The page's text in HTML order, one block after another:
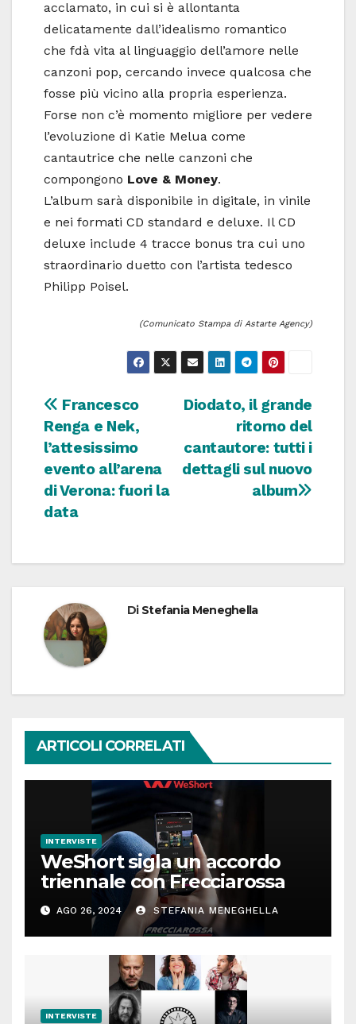
acclamato, in cui si è allontanta
delicatamente dall’idealismo romantico
che fdà vita al linguaggio dell’amore nelle
canzoni pop, cercando invece qualcosa che
fosse più vicino alla propria esperienza.
Forse non c’è momento migliore per vedere
l’evoluzione di Katie Melua come
cantautrice che nelle canzoni che
compongono Love & Money.
L’album sarà disponibile in digitale, in vinile
e nei formati CD standard e deluxe. Il CD
deluxe include 4 tracce bonus tra cui uno
straordinario duetto con l’artista tedesco
Philipp Poisel.
(Comunicato Stampa di Astarte Agency)
Navigazione
articoli
Diodato, il grande
ritorno del
cantautore: tutti i
dettagli sul nuovo
album
Francesco
Renga e Nek,
l’attesissimo
evento all’arena
di Verona: fuori la
data
Di Stefania Meneghella
ARTICOLI CORRELATI
INTERVISTE
WeShort sigla un accordo
triennale con Frecciarossa
AGO 26, 2024 STEFANIA MENEGHELLA
INTERVISTE